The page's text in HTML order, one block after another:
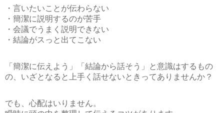
・言いたいことが伝わらない
・簡潔に説明するのが苦手
・会議でうまく説明できない
・結論がスっと出てこない
「簡潔に伝えよう」「結論から話そう」と意識はするもの
の、いざとなると上手く話せないときってありませんか？
でも、心配はいりません。